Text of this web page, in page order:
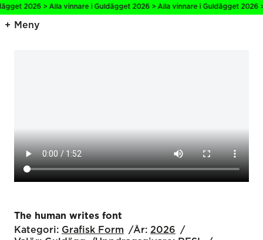
2026 > Alla vinnare i Guldägget 2026 > Alla vinnare i Guldägget 2026
Meny
The human writes font
Kategori: Grafisk Form År: 2026